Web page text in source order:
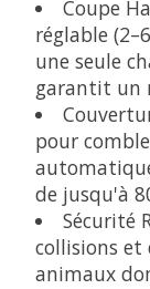
Coupe
réglable
une seule
garantit un
pour
de jusqu'à
Sécurité
collisions et
animaux